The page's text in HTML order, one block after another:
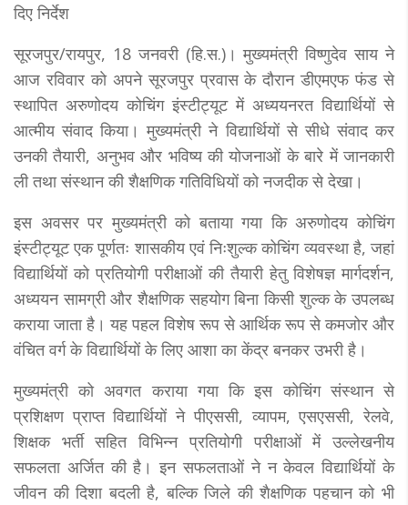
दिए निर्देश
सूरजपुर/रायपुर, 18 जनवरी (हि.स.)। मुख्यमंत्री विष्णुदेव साय ने
आज रविवार काे अपने सूरजपुर प्रवास के दौरान डीएमएफ फंड से
स्थापित अरुणोदय कोचिंग इंस्टीट्यूट में अध्ययनरत विद्यार्थियों से
आत्मीय संवाद किया। मुख्यमंत्री ने विद्यार्थियों से सीधे संवाद कर
उनकी तैयारी, अनुभव और भविष्य की योजनाओं के बारे में जानकारी
ली तथा संस्थान की शैक्षणिक गतिविधियों को नजदीक से देखा।
इस अवसर पर मुख्यमंत्री को बताया गया कि अरुणोदय कोचिंग
इंस्टीट्यूट एक पूर्णतः शासकीय एवं निःशुल्क कोचिंग व्यवस्था है, जहां
विद्यार्थियों को प्रतियोगी परीक्षाओं की तैयारी हेतु विशेषज्ञ मार्गदर्शन,
अध्ययन सामग्री और शैक्षणिक सहयोग बिना किसी शुल्क के उपलब्ध
कराया जाता है। यह पहल विशेष रूप से आर्थिक रूप से कमजोर और
वंचित वर्ग के विद्यार्थियों के लिए आशा का केंद्र बनकर उभरी है।
मुख्यमंत्री को अवगत कराया गया कि इस कोचिंग संस्थान से
प्रशिक्षण प्राप्त विद्यार्थियों ने पीएससी, व्यापम, एसएससी, रेलवे,
शिक्षक भर्ती सहित विभिन्न प्रतियोगी परीक्षाओं में उल्लेखनीय
सफलता अर्जित की है। इन सफलताओं ने न केवल विद्यार्थियों के
जीवन की दिशा बदली है, बल्कि जिले की शैक्षणिक पहचान को भी